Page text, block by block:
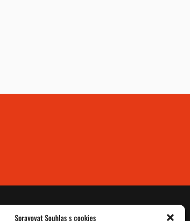
Spravovat Souhlas s cookies